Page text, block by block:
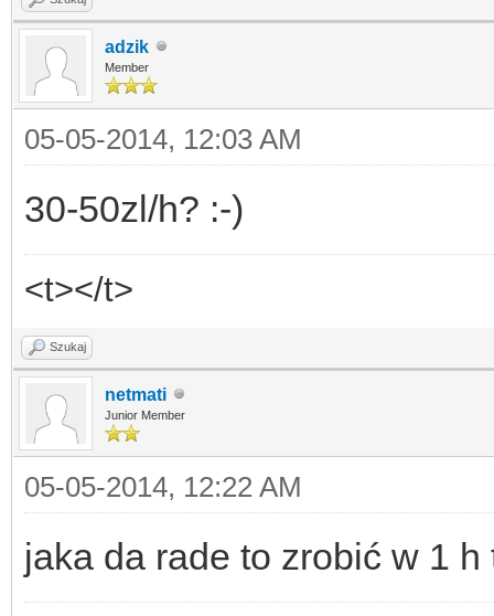
adzik
Member
05-05-2014, 12:03 AM
30-50zl/h? :-)
<t></t>
Szukaj
netmati
Junior Member
05-05-2014, 12:22 AM
jaka da rade to zrobić w 1 h